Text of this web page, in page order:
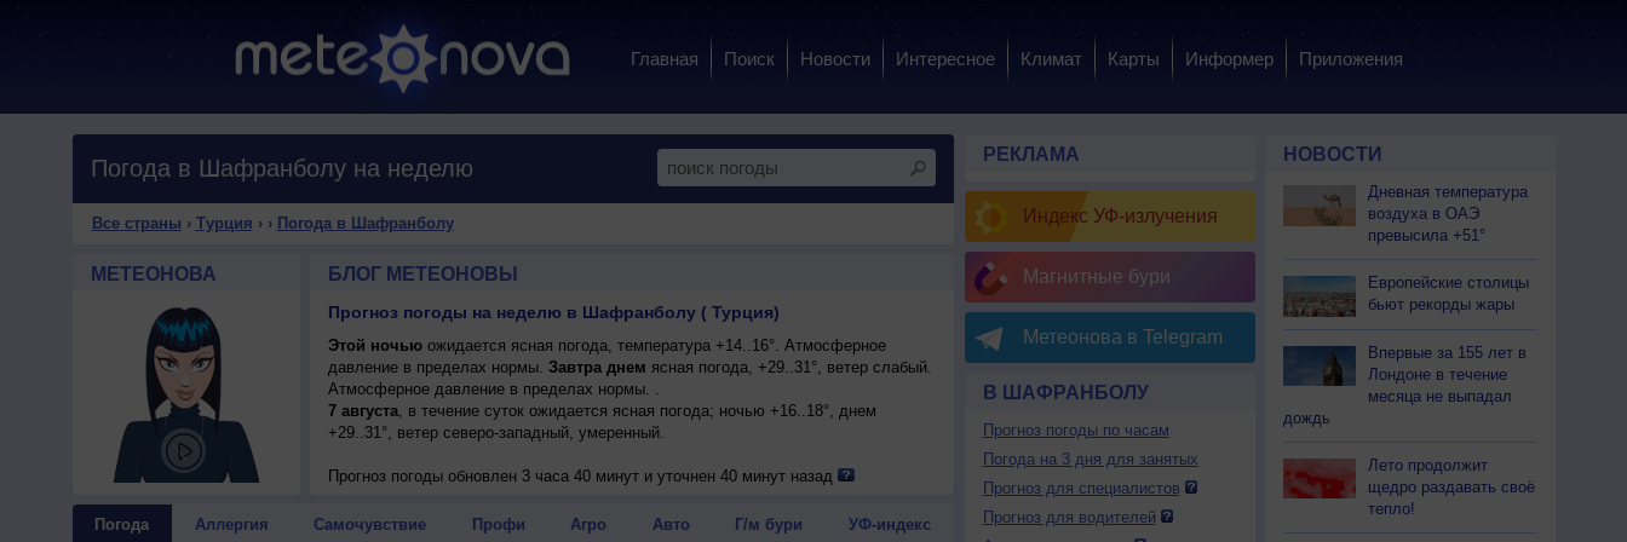
Главная Поиск Новости Интересное Климат Карты Информер Приложения
Погода в Шафранболу на неделю
Все страны › Турция › › Погода в Шафранболу
МЕТЕОНОВА БЛОГ МЕТЕОНОВЫ
Прогноз погоды на неделю в Шафранболу ( Турция)
Этой ночьюожидается ясная погода, температура +14..16°. Атмосферное
давление в пределах нормы. Завтра днем ясная погода, +29..31°, ветер слабый.
Атмосферное давление в пределах нормы. .
7 августа, в течение суток ожидается ясная погода; ночью +16..18°, днем
+29..31°, ветер северо-западный, умеренный.
Прогноз погоды обновлен 3 часа 40 минут и уточнен 40 минут назад
Погода Аллергия Самочувствие Профи Агро Авто Г/м бури УФ-индекс
РЕКЛАМА
Индекс УФ-излучения
Магнитные бури
Метеонова в Telegram
В ШАФРАНБОЛУ
Прогноз погоды по часам
Погода на 3 дня для занятых
Прогноз для специалистов
Прогноз для водителей
НОВОСТИ
Дневная температура
воздуха в ОАЭ
превысила +51°
Европейские столицы
бьют рекорды жары
Впервые за 155 лет в
Лондоне в течение
месяца не выпадал
дождь
Лето продолжит
щедро раздавать своё
тепло!